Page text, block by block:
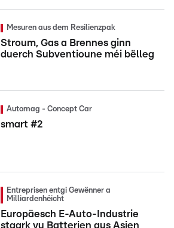
Mesuren aus dem Resilienzpak
Stroum, Gas a Brennes ginn
duerch Subventioune méi bëlleg
Automag - Concept Car
smart #2
Entreprisen entgi Gewënner a
Milliardenhéicht
Europäesch E-Auto-Industrie
staark vu Batterien aus Asien